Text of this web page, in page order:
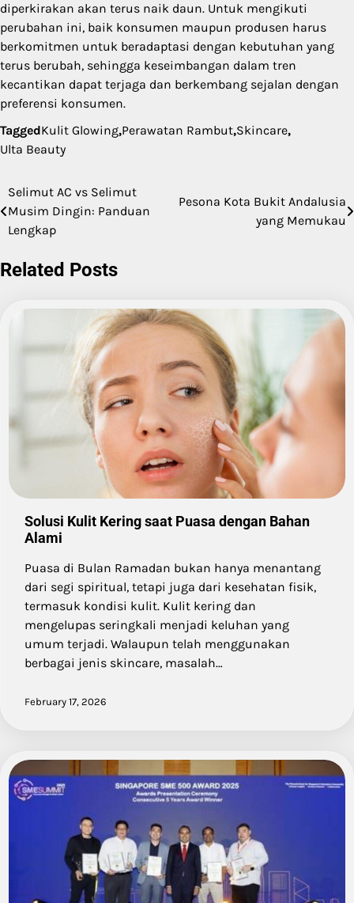
diperkirakan akan terus naik daun. Untuk mengikuti
perubahan ini, baik konsumen maupun produsen harus
berkomitmen untuk beradaptasi dengan kebutuhan yang
terus berubah, sehingga keseimbangan dalam tren
kecantikan dapat terjaga dan berkembang sejalan dengan
preferensi konsumen.
TaggedKulit Glowing,Perawatan Rambut,Skincare,
Ulta Beauty
Post
navigation
Selimut AC vs Selimut
Musim Dingin: Panduan
Lengkap
Pesona Kota Bukit Andalusia
yang Memukau
Related Posts
Solusi Kulit Kering saat Puasa dengan Bahan
Alami
Puasa di Bulan Ramadan bukan hanya menantang
dari segi spiritual, tetapi juga dari kesehatan fisik,
termasuk kondisi kulit. Kulit kering dan
mengelupas seringkali menjadi keluhan yang
umum terjadi. Walaupun telah menggunakan
berbagai jenis skincare, masalah…
February 17, 2026